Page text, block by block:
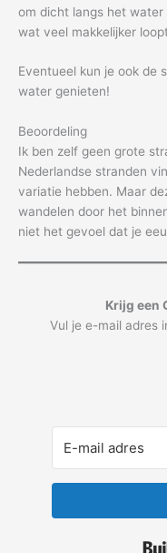
om dicht langs het
wat veel makkelijker
Eventueel kun je ook de
water genieten!
Beoordeling
Ik ben zelf geen grote
Nederlandse stranden
variatie hebben. Maar
wandelen door het
niet het gevoel dat je
Krijg een
Vul je e-mail adres